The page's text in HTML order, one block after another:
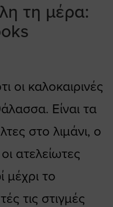
τη μέρα:
οι καλοκαιρινές
Είναι τα
στο λιμάνι, ο
ατελείωτες
το
τις στιγμές